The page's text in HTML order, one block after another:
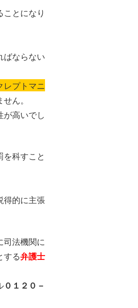
とになり
ばならない
レプトマニ
ん。
が高いでし
を科すこと
得的に主張
司法機関に
する弁護士
０１２０－